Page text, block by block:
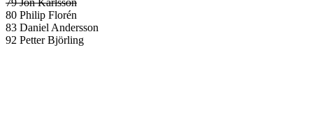
80 Philip Florén
83 Daniel Andersson
92 Petter Björling